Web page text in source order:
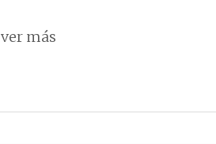
ver más